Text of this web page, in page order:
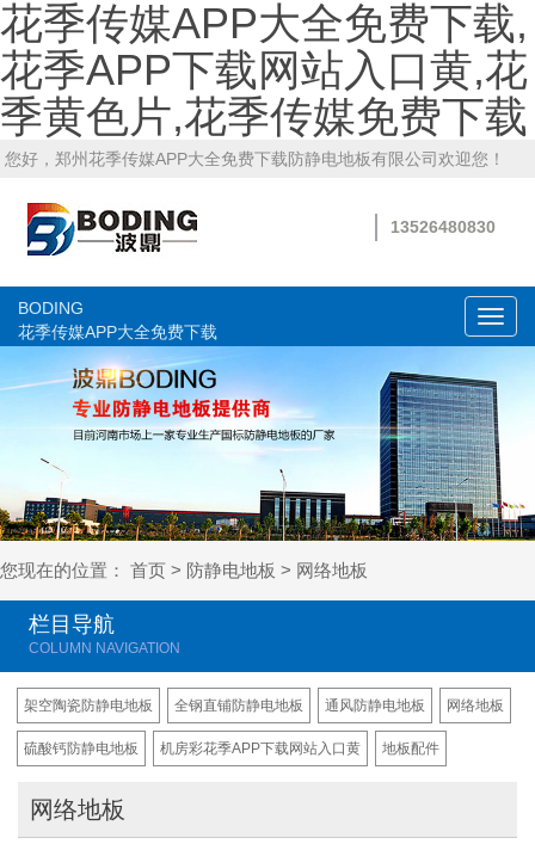
花季传媒APP大全免费下载,
花季APP下载网站入口黄,花
季黄色片,花季传媒免费下载
您好，郑州花季传媒APP大全免费下载防静电地板有限公司欢迎您！
13526480830
切
换
航
BODING
花季传媒APP大全免费下载
您现在的位置： 首页 > 防静电地板 > 网络地板
栏目导航
架空陶瓷防静电地板 全钢直铺防静电地板 通风防静电地板 网络地板
硫酸钙防静电地板 机房彩花季APP下载网站入口黄 地板配件
网络地板